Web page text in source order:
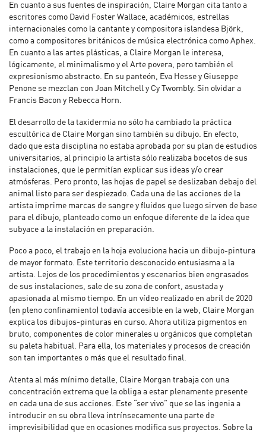
En cuanto a sus fuentes de inspiración, Claire Morgan cita tanto a
escritores como David Foster Wallace, académicos, estrellas
internacionales como la cantante y compositora islandesa Björk,
como a compositores británicos de música electrónica como Aphex.
En cuanto a las artes plásticas, a Claire Morgan le interesa,
lógicamente, el minimalismo y el Arte povera, pero también el
expresionismo abstracto. En su panteón, Eva Hesse y Giuseppe
Penone se mezclan con Joan Mitchell y Cy Twombly. Sin olvidar a
Francis Bacon y Rebecca Horn.
El desarrollo de la taxidermia no sólo ha cambiado la práctica
escultórica de Claire Morgan sino también su dibujo. En efecto,
dado que esta disciplina no estaba aprobada por su plan de estudios
universitarios, al principio la artista sólo realizaba bocetos de sus
instalaciones, que le permitían explicar sus ideas y/o crear
atmósferas. Pero pronto, las hojas de papel se deslizaban debajo del
animal listo para ser despiezado. Cada una de las acciones de la
artista imprime marcas de sangre y fluidos que luego sirven de base
para el dibujo, planteado como un enfoque diferente de la idea que
subyace a la instalación en preparación.
Poco a poco, el trabajo en la hoja evoluciona hacia un dibujo-pintura
de mayor formato. Este territorio desconocido entusiasma a la
artista. Lejos de los procedimientos y escenarios bien engrasados
de sus instalaciones, sale de su zona de confort, asustada y
apasionada al mismo tiempo. En un vídeo realizado en abril de 2020
(en pleno confinamiento) todavía accesible en la web, Claire Morgan
explica los dibujos-pinturas en curso. Ahora utiliza pigmentos en
bruto, componentes de color minerales u orgánicos que completan
su paleta habitual. Para ella, los materiales y procesos de creación
son tan importantes o más que el resultado final.
Atenta al más mínimo detalle, Claire Morgan trabaja con una
concentración extrema que la obliga a estar plenamente presente
en cada una de sus acciones. Este “ser vivo” que se las ingenia a
introducir en su obra lleva intrínsecamente una parte de
imprevisibilidad que en ocasiones modifica sus proyectos. Sobre la